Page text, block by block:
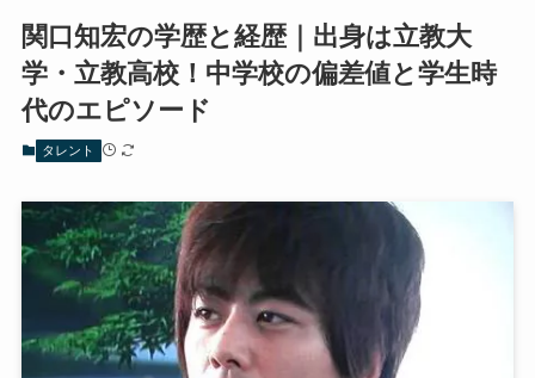
関口知宏の学歴と経歴｜出身は立教大
学・立教高校！中学校の偏差値と学生時
代のエピソード
タレント